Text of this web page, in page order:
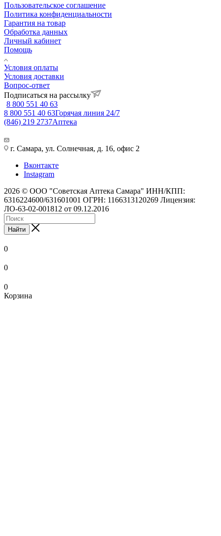
Пользовательское соглашение
Политика конфиденциальности
Гарантия на товар
Обработка данных
Личный кабинет
Помощь
Условия оплаты
Условия доставки
Вопрос-ответ
Подписаться на рассылку
8 800 551 40 63
8 800 551 40 63Горячая линия 24/7
(846) 219 2737Аптека
г. Самара, ул. Солнечная, д. 16, офис 2
Вконтакте
Instagram
2026 © ООО "Советская Аптека Самара" ИНН/КПП:
6316224600/631601001 ОГРН: 1166313120269 Лицензия:
ЛО-63-02-001812 от 09.12.2016
Найти
0
0
0
Корзина